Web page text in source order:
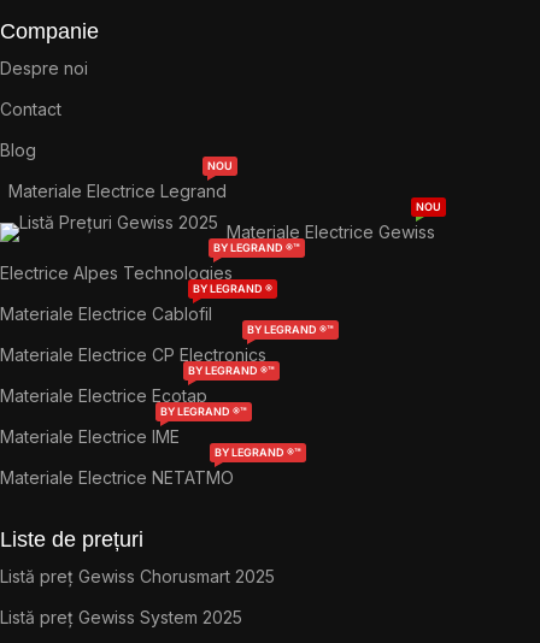
Companie
Despre noi
Contact
Blog
Materiale Electrice Legrand
NOU
Materiale Electrice Gewiss
NOU
Electrice Alpes Technologies
BY LEGRAND ®™
Materiale Electrice Cablofil
BY LEGRAND ®
Materiale Electrice CP Electronics
BY LEGRAND ®™
Materiale Electrice Ecotap
BY LEGRAND ®™
Materiale Electrice IME
BY LEGRAND ®™
Materiale Electrice NETATMO
BY LEGRAND ®™
Liste de prețuri
Listă preț Gewiss Chorusmart 2025
Listă preț Gewiss System 2025